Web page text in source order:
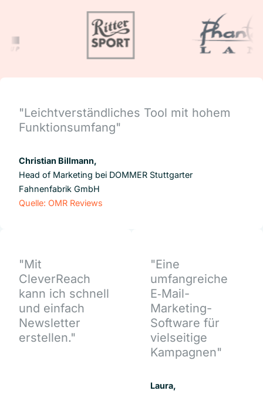
"Leichtverständliches Tool mit hohem
Funktionsumfang"
Christian Billmann,
Head of Marketing bei DOMMER Stuttgarter
Fahnenfabrik GmbH
Quelle: OMR Reviews
"Mit
CleverReach
kann ich schnell
und einfach
Newsletter
erstellen."
"Eine
umfangreiche
E‑Mail-
Marketing-
Software für
vielseitige
Kampagnen"
Laura,